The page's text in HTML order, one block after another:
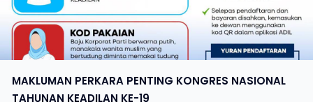
MAKLUMAN PERKARA PENTING KONGRES NASIONAL
TAHUNAN KEADILAN KE-19